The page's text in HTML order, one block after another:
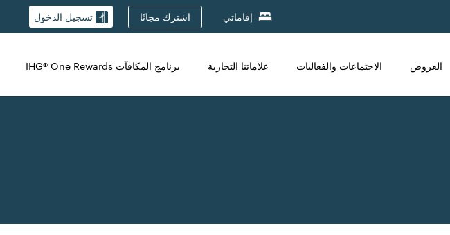
إقاماتي اشترك مجانًا تسجيل الدخول
العروض الاجتماعات والفعاليات علاماتنا التجارية برنامج المكافآت IHG® One Rewards